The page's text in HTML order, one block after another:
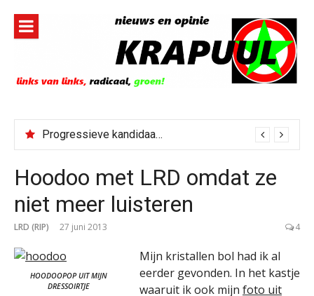
inhoud
Progressieve kandidaat El-Sayed senaatskandidaat Michigan
Bestorming Ceuta gevolg van op sociale media verspreide hoax?
Hoodoo met LRD omdat ze
niet meer luisteren
LRD (RIP) 27 juni 2013 4
HOODOOPOP UIT MIJN
DRESSOIRTJE
Mijn kristallen bol had ik al
eerder gevonden. In het kastje
waaruit ik ook mijn foto uit